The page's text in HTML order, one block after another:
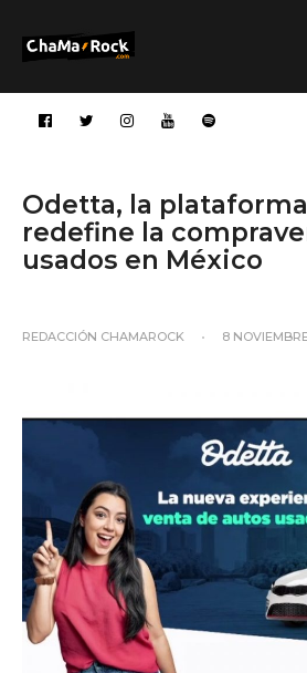
Odetta, la
redefine la
usados en México
REDACCIÓN CHAMAROCK • 8